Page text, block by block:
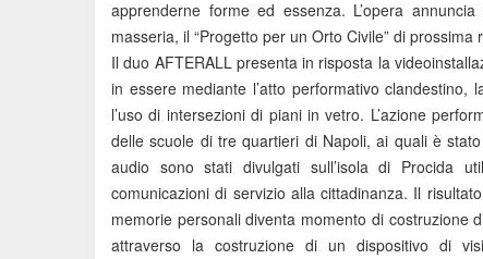
apprenderne forme ed essenza. L’opera
masseria, il “Progetto per un Orto Civile” di prossima
Il duo AFTERALL presenta in risposta la
in essere mediante l’atto performativo
l’uso di intersezioni di piani in vetro. L’azione
delle scuole di tre quartieri di Napoli, ai quali è
audio sono stati divulgati sull’isola di Procida
comunicazioni di servizio alla cittadinanza. Il
memorie personali diventa momento di costruzione
attraverso la costruzione di un dispositivo di